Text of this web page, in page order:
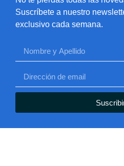
Suscríbete a nuestro
exclusivo cada semana.